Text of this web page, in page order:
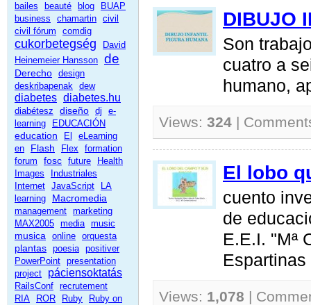
bailes
beauté blog
BUAP
business
chamartin civil
civil fórum
comdig
cukorbetegség
David
Heinemeier Hansson de
Derecho design
deskribapenak dew
diabetes diabetes.hu
diabétesz diseño dj
e-
learning
EDUCACIÓN
education El
eLearning
en
Flash Flex
formation
forum
fosc future
Health
Images
Industriales
Internet JavaScript
LA
learning
Macromedia
management marketing
MAX2005 media music
musica online orquesta
plantas poesia positiver
PowerPoint presentation
project
páciensoktatás
RailsConf recrutement
RIA
ROR Ruby
Ruby on
DIBUJO
Son
cuatro a
humano,
Views: 324 |
El lobo
cuento
de
E.E.I. "Mª
Espartinas
Views: 1,078 |